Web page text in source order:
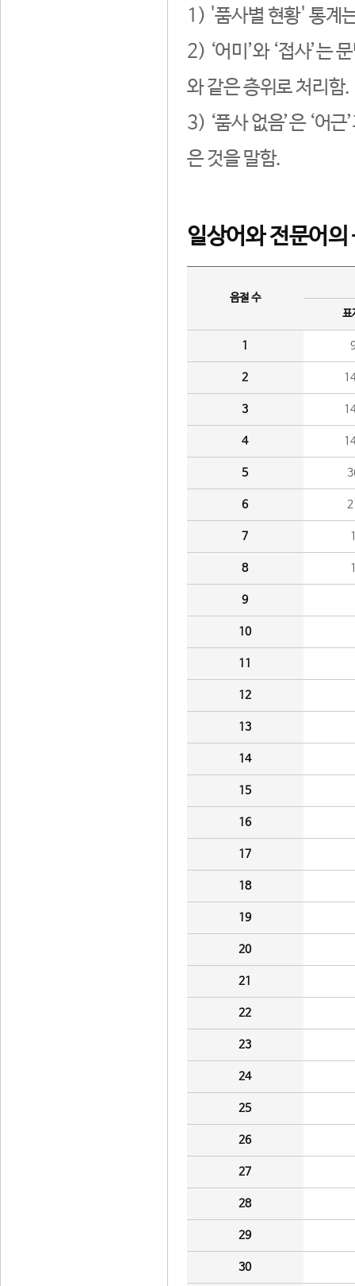
1) '품사별 현황' 통계
2) ‘어미’와 ‘접사’는
와 같은 층위로 처리함.
3) ‘품사 없음’은 ‘어
은 것을 말함.
일상어와 전문어의
음절 수
표
1
2
3
4
5
6
7
8
9
10
11
12
13
14
15
16
17
18
19
20
21
22
23
24
25
26
27
28
29
30